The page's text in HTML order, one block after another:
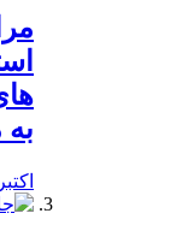
اکتبر 16, 2019